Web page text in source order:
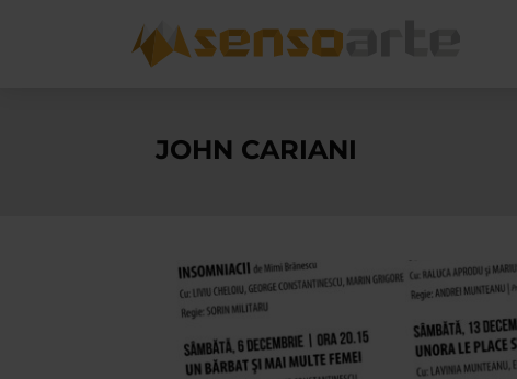
JOHN CARIANI